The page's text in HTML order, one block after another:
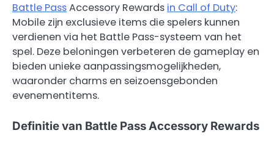
Battle PassAccessory Rewards in Call of Duty:
Mobile zijn exclusieve items die spelers kunnen
verdienen via het Battle Pass-systeem van het
spel. Deze beloningen verbeteren de gameplay en
bieden unieke aanpassingsmogelijkheden,
waaronder charms en seizoensgebonden
evenementitems.
Definitie van Battle Pass Accessory Rewards